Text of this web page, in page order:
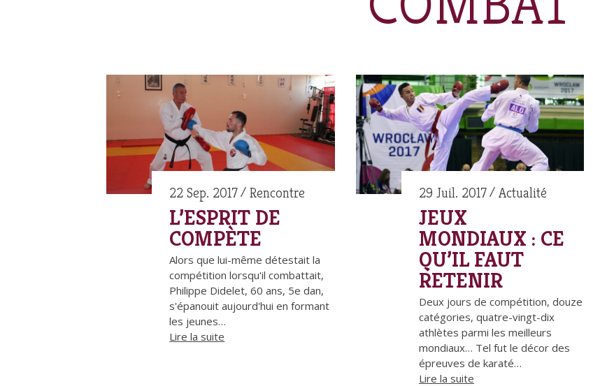
22 Sep. 2017 Rencontre
L’ESPRIT DE
COMPÈTE
Alors que lui-même détestait la
compétition lorsqu'il combattait,
Philippe Didelet, 60 ans, 5e dan,
s'épanouit aujourd'hui en formant
les jeunes…
Lire la suite
29 Juil. 2017 Actualité
JEUX
MONDIAUX : CE
QU’IL FAUT
RETENIR
Deux jours de compétition, douze
catégories, quatre-vingt-dix
athlètes parmi les meilleurs
mondiaux… Tel fut le décor des
épreuves de karaté…
Lire la suite